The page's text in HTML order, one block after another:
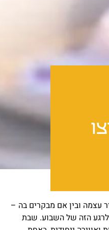
עצמה ובין אם מבקרים בה –
לרגע הזה של השבוע. שבת